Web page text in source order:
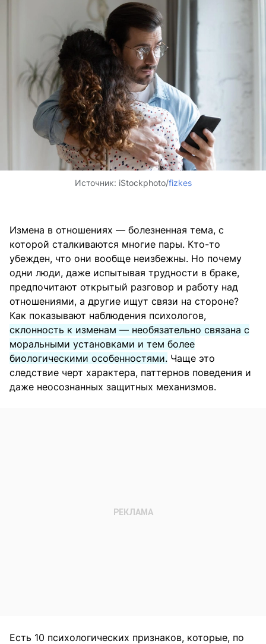
Источник: iStockphoto/fizkes
Измена в отношениях — болезненная тема, с
которой сталкиваются многие пары. Кто-то
убежден, что они вообще неизбежны. Но почему
одни люди, даже испытывая трудности в браке,
предпочитают открытый разговор и работу над
отношениями, а другие ищут связи на стороне?
Как показывают наблюдения психологов,
склонность к изменам — необязательно связана с
моральными установками и тем более
биологическими особенностями. Чаще это
следствие черт характера, паттернов поведения и
даже неосознанных защитных механизмов.
Есть 10 психологических признаков, которые, по